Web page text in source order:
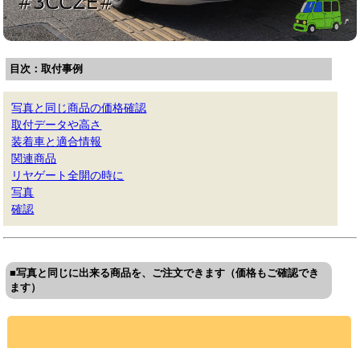
目次：取付事例
写真と同じ商品の価格確認
取付データや高さ
装着車と適合情報
関連商品
リヤゲート全開の時に
写真
確認
■写真と同じに出来る商品を、ご注文できます（価格もご確認でき
ます）